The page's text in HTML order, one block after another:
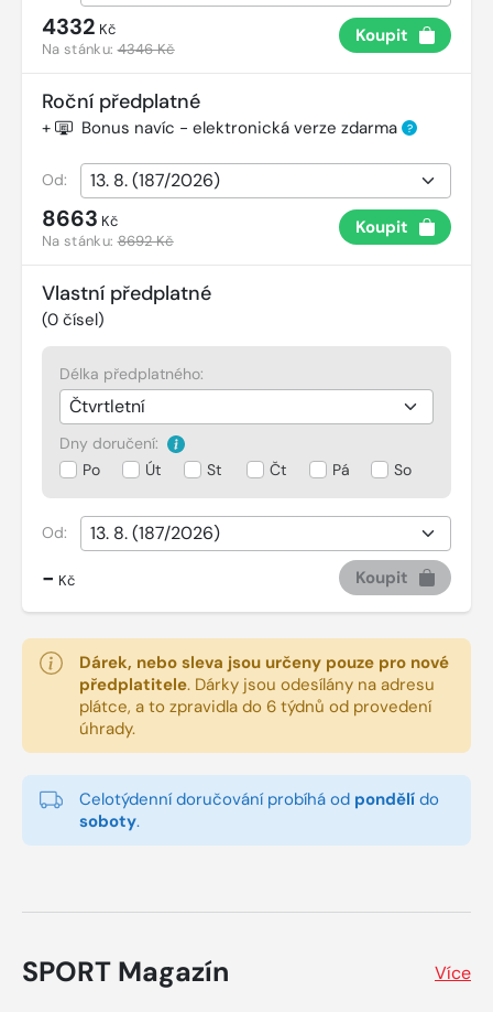
4332 Kč
Na stánku:4346 Kč
Koupit
Roční předplatné
+ Bonus navíc - elektronická verze zdarma ?
Od:
8663 Kč
Na stánku:8692 Kč
Koupit
Vlastní předplatné
(0 čísel)
Délka předplatného:
Dny doručení:
Po
Út St Čt Pá So
Od:
- Kč Koupit
Dárek, nebo sleva jsou určeny pouze pro nové
předplatitele. Dárky jsou odesílány na adresu
plátce, a to zpravidla do 6 týdnů od provedení
úhrady.
Celotýdenní doručování probíhá od pondělí do
soboty.
SPORT Magazín Více